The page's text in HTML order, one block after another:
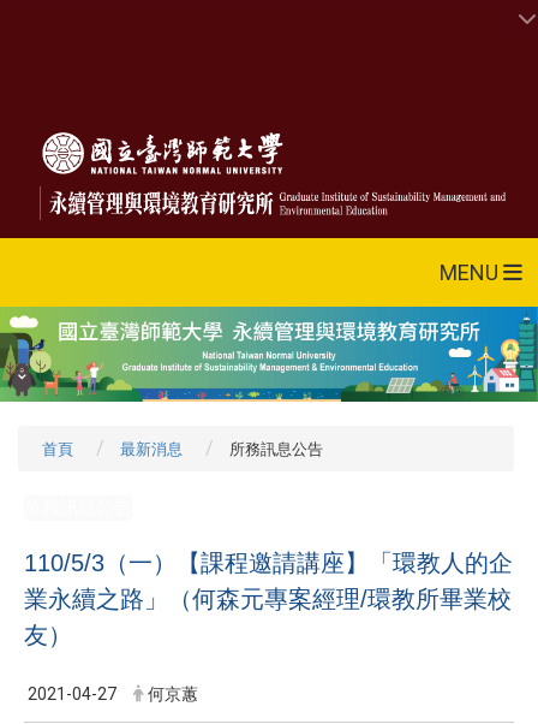
MENU
首頁 最新消息 所務訊息公告
110/5/3（一）【課程邀請講座】「環教人的企
業永續之路」（何森元專案經理/環教所畢業校
友）
2021-04-27 何京蕙